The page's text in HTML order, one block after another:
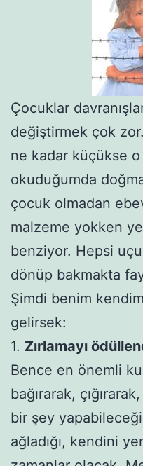
Çocuklar
değiştirmek çok
ne kadar küçükse
okuduğumda
çocuk olmadan
malzeme yokken
benziyor. Hepsi
dönüp bakmakta
Şimdi benim
gelirsek:
1. Zırlamayı
Bence en önemli
bağırarak,
bir şey
ağladığı, kendini